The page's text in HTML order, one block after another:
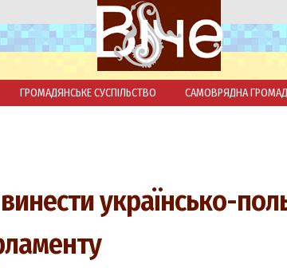
ГРОМАДЯНСЬКЕ СУСПІЛЬСТВО САМОВРЯДНА
українсько-